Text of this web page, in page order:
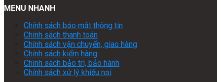
MENU NHANH
Chính sách bảo mật thông tin
Chính sách thanh toán
Chính sách vận chuyển, giao hàng
Chính sách kiểm hàng
Chính sách bảo trì, bảo hành
Chính sách xử lý khiếu nại